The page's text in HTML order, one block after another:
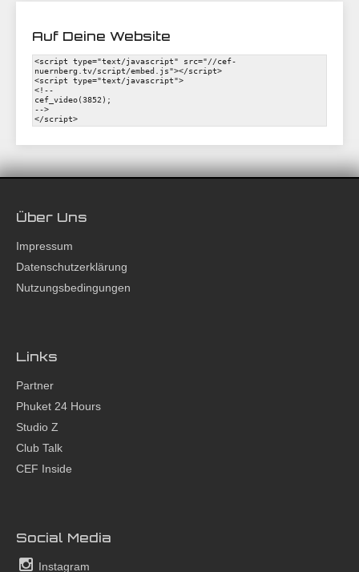
Auf Deine Website
Über Uns
Impressum
Datenschutzerklärung
Nutzungsbedingungen
Links
Partner
Phuket 24 Hours
Studio Z
Club Talk
CEF Inside
Social Media
Instagram